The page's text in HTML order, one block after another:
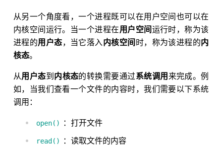
从另一个角度看，一个进程既可以在用户空间也可以在
内核空间运行。当一个进程在用户空间 运行时，称为该
进程的用户态，当它落入内核空间 时，称为该进程的内
核态。
从用户态到 内核态的转换需要通过系统调用 来完成。例
如，当我们查看一个文件的内容时，我们需要以下系统
调用：
open() ：打开文件
read() ：读取文件的内容